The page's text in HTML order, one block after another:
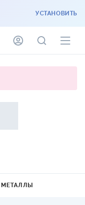
УСТАНОВИТЬ
МЕТАЛЛЫ